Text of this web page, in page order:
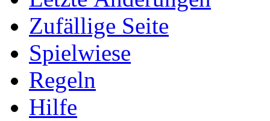
Zufällige Seite
Spielwiese
Regeln
Hilfe